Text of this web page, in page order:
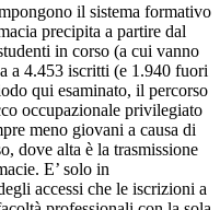
il sistema formativo
precipita a partire dal
in corso (a cui vanno
a 4.453 iscritti (e 1.940 fuori
qui esaminato, il percorso
occupazionale privilegiato
meno giovani a causa di
dove alta è la trasmissione
E’ solo in
accessi che le iscrizioni a